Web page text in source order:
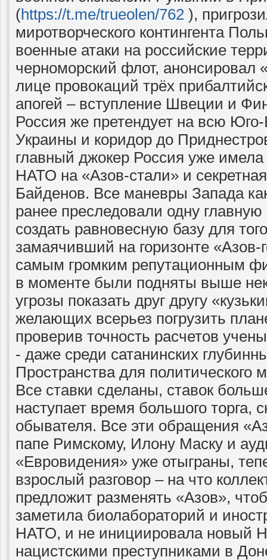
(https://t.me/trueolen/762 ),
миротворческого контингента
военные атаки на российские
черноморский флот, анонсировал
лице провокаций трёх
апогей – вступление Швеции и
Россия же претендует на всю
Украины и коридор до
главный джокер Россия уже имела
НАТО на «Азов-стали» и
Байденов. Все маневры Запада
ранее преследовали одну
создать равновесную базу для
замаячивший на горизонте «Азов-
самым громким репутационным
в моменте были подняты выше
угрозы показать друг другу
желающих всерьез погрузить
проверив точность расчетов
- даже среди сатанинских
Пространства для политического
Все ставки сделаны, ставок
наступает время большого торга,
обывателя. Все эти обращения
папе Римскому, Илону Маску и
«Евровидения» уже отыграны,
взрослый разговор – на что
предложит разменять «Азов»,
заметила биолабораторий и
НАТО, и не инициировала новый
нацистскими преступниками в